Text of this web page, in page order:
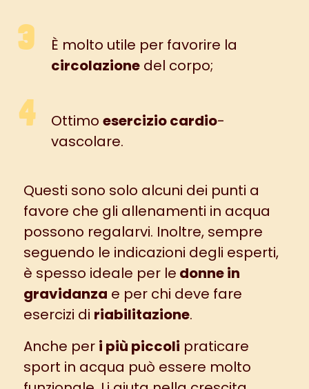
È molto utile per favorire la
circolazionedel corpo;
Ottimo esercizio cardio-
vascolare.
Questi sono solo alcuni dei punti a
favore che gli allenamenti in acqua
possono regalarvi. Inoltre, sempre
seguendo le indicazioni degli esperti,
è spesso ideale per le donne in
gravidanza e per chi deve fare
esercizi di riabilitazione.
Anche per i più piccoli praticare
sport in acqua può essere molto